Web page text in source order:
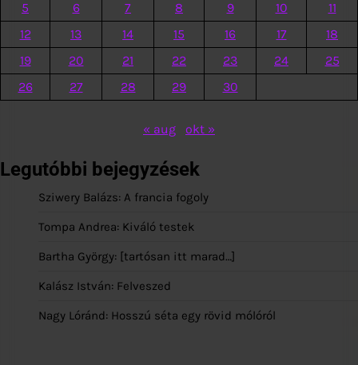
5 6 7 8 9 10
11
12
13 14 15 16 17
18
19
20 21 22 23 24
25
26
27 28 29 30
« aug okt »
Legutóbbi bejegyzések
Sziwery Balázs: A francia fogoly
Tompa Andrea: Kiváló testek
Bartha György: [tartósan itt marad…]
Kalász István: Felveszed
Nagy Lóránd: Hosszú séta egy rövid mólóról